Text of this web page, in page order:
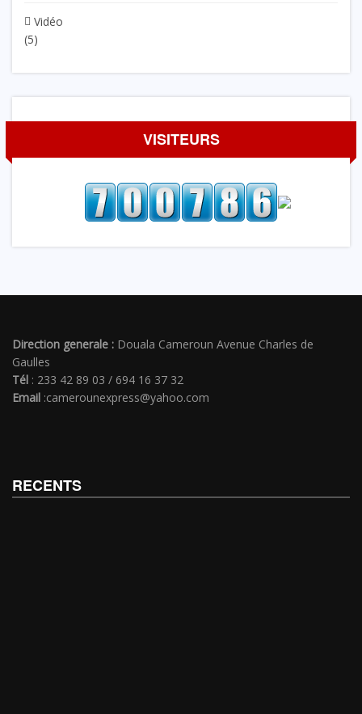
Vidéo
(5)
VISITEURS
Direction generale : Douala Cameroun Avenue Charles de
Gaulles
Tél : 233 42 89 03 / 694 16 37 32
Email :camerounexpress@yahoo.com
RECENTS